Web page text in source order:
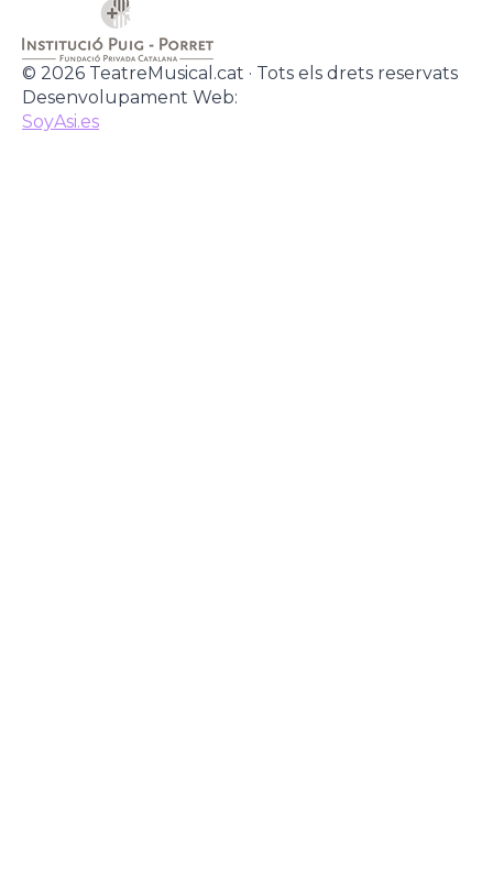
© 2026 TeatreMusical.cat · Tots els drets reservats
Desenvolupament Web:
SoyAsi.es